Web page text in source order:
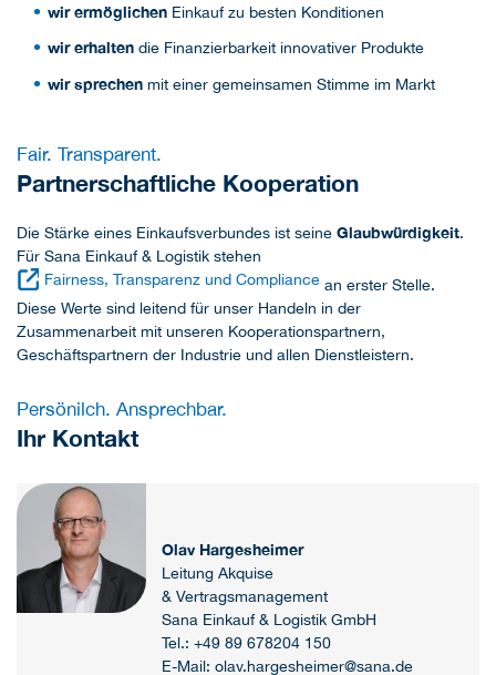
wir ermöglichen Einkauf zu besten Konditionen
wir erhalten die Finanzierbarkeit innovativer Produkte
wir sprechen mit einer gemeinsamen Stimme im Markt
Fair. Transparent.
Partnerschaftliche Kooperation
Die Stärke eines Einkaufsverbundes ist seine Glaubwürdigkeit.
Für Sana Einkauf & Logistik stehen
Fairness, Transparenz und Compliance an erster Stelle.
Diese Werte sind leitend für unser Handeln in der
Zusammenarbeit mit unseren Kooperationspartnern,
Geschäftspartnern der Industrie und allen Dienstleistern.
Persönilch. Ansprechbar.
Ihr Kontakt
Olav Hargesheimer
Leitung Akquise
& Vertragsmanagement
Sana Einkauf & Logistik GmbH
Tel.: +49 89 678204 150
E-Mail: olav.hargesheimer@sana.de